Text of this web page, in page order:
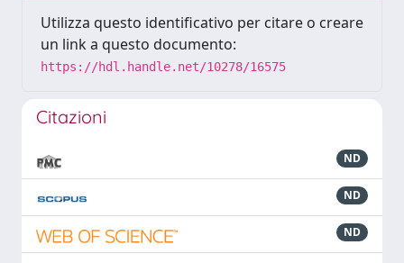
Utilizza questo identificativo per citare o creare
un link a questo documento:
https://hdl.handle.net/10278/16575
Citazioni
ND
ND
ND